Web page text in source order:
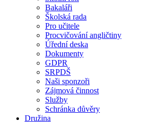
Bakaláři
Školská rada
Pro učitele
Procvičování angličtiny
Úřední deska
Dokumenty
GDPR
SRPDŠ
Naši sponzoři
Zájmová činnost
Služby
Schránka důvěry
Družina